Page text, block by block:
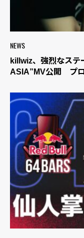
NEWS
killwiz、強烈なステ
ASIA”MV公開 プ